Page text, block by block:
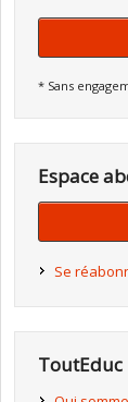
* Sans
Espace
Se
ToutEduc